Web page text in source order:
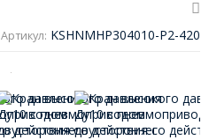
Артикул: KSHNMHP304010-P2-420